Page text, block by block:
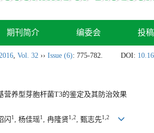
期刊简介 编委会 投
, Vol. 32 ›› Issue (6): 775-782. DOI:
营养型芽胞杆菌T3的鉴定及其防治效果
闪 1 , 杨佳瑶1 , 冉隆贤1,2, 甄志先1,2